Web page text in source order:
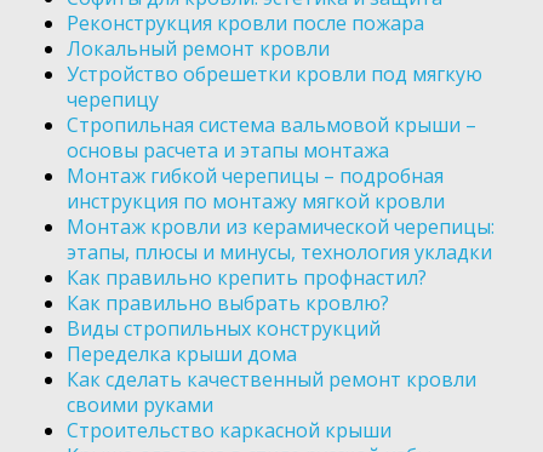
Реконструкция кровли после пожара
Локальный ремонт кровли
Устройство обрешетки кровли под мягкую
черепицу
Стропильная система вальмовой крыши –
основы расчета и этапы монтажа
Монтаж гибкой черепицы – подробная
инструкция по монтажу мягкой кровли
Монтаж кровли из керамической черепицы:
этапы, плюсы и минусы, технология укладки
Как правильно крепить профнастил?
Как правильно выбрать кровлю?
Виды стропильных конструкций
Переделка крыши дома
Как сделать качественный ремонт кровли
своими руками
Строительство каркасной крыши